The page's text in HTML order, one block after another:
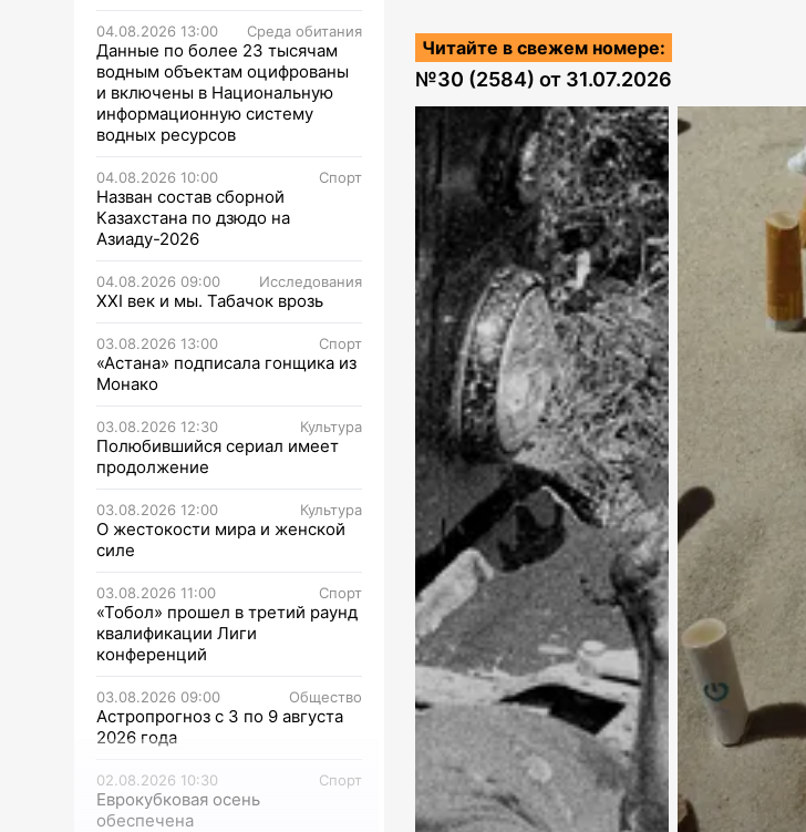
04.08.2026 13:00 Среда обитания
Данные по более 23 тысячам
водным объектам оцифрованы
и включены в Национальную
информационную систему
водных ресурсов
04.08.2026 10:00 Спорт
Назван состав сборной
Казахстана по дзюдо на
Азиаду-2026
04.08.2026 09:00 Исследования
XXI век и мы. Табачок врозь
03.08.2026 13:00 Спорт
«Астана» подписала гонщика из
Монако
03.08.2026 12:30 Культура
Полюбившийся сериал имеет
продолжение
03.08.2026 12:00 Культура
О жестокости мира и женской
силе
03.08.2026 11:00 Спорт
«Тобол» прошел в третий раунд
квалификации Лиги
конференций
03.08.2026 09:00 Общество
Астропрогноз с 3 по 9 августа
2026 года
02.08.2026 10:30 Спорт
Еврокубковая осень
обеспечена
Читайте в свежем номере:
№30 (2584) от 31.07.2026